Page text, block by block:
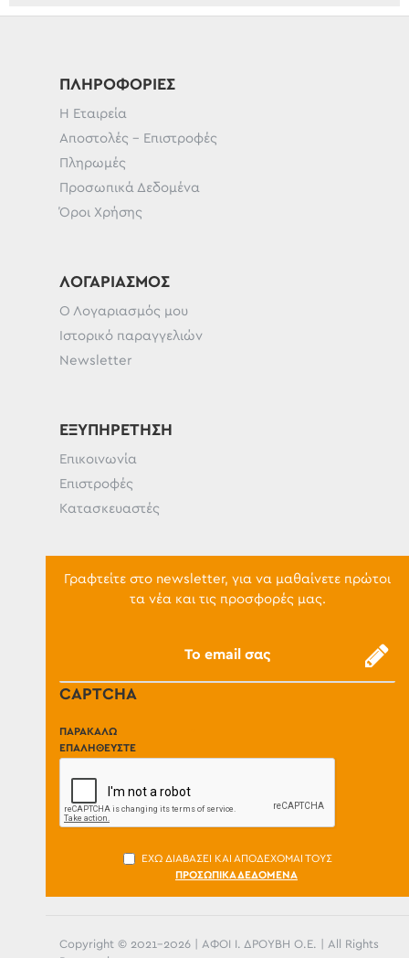
ΠΛΗΡΟΦΟΡΊΕΣ
Η Εταιρεία
Αποστολές - Επιστροφές
Πληρωμές
Προσωπικά Δεδομένα
Όροι Χρήσης
ΛΟΓΑΡΙΑΣΜΌΣ
Ο Λογαριασμός μου
Ιστορικό παραγγελιών
Newsletter
ΕΞΥΠΗΡΈΤΗΣΗ
Επικοινωνία
Επιστροφές
Κατασκευαστές
Γραφτείτε στο newsletter, για να μαθαίνετε πρώτοι
τα νέα και τις προσφορές μας.
CAPTCHA
ΠΑΡΑΚΑΛΏ
ΕΠΑΛΗΘΕΎΣΤΕ
ΈΧΩ ΔΙΑΒΆΣΕΙ ΚΑΙ ΑΠΟΔΈΧΟΜΑΙ ΤΟΥΣ
ΠΡΟΣΩΠΙΚΆ ΔΕΔΟΜΈΝΑ
Copyright © 2021-2026 | ΑΦΟΙ Ι. ΔΡΟΥΒΗ Ο.Ε. | All Rights